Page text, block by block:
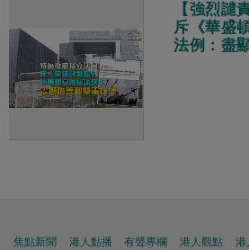
【強烈譴
斥《華盛
法例：盡
焦點新聞 港人點播
有聲專欄
港人觀點
港